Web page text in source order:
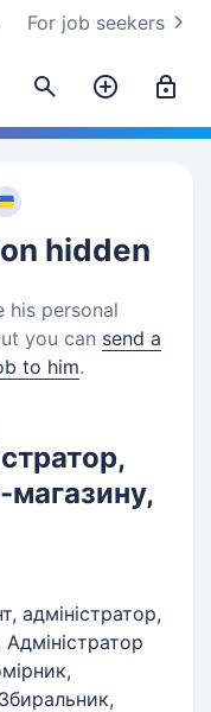
For job seekers
hidden
his personal
you can send a
to him.
магазину,
адміністратор,